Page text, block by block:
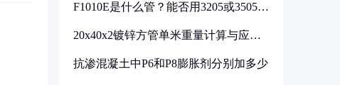
F1010E是什么管？能否用3205或3505代
20x40x2镀锌方管单米重量计算与应用
抗渗混凝土中P6和P8膨胀剂分别加多少